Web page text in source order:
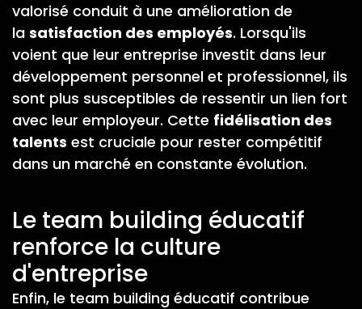
valorisé conduit à une amélioration de
la satisfaction des employés. Lorsqu'ils
voient que leur entreprise investit dans leur
développement personnel et professionnel, ils
sont plus susceptibles de ressentir un lien fort
avec leur employeur. Cette fidélisation des
talents est cruciale pour rester compétitif
dans un marché en constante évolution.
Le team building éducatif
renforce la culture
d'entreprise
Enfin, le team building éducatif contribue